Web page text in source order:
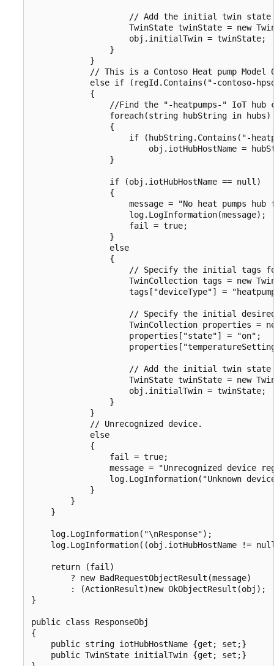
// Add the initial twin
TwinState twinState = new
                    obj.initialTwin = twinState;
                }
            }
// This is a Contoso Heat pump Model
else if (regId.Contains("-contoso-
            {
//Find the "-heatpumps-" IoT hub
                foreach(string hubString in hubs)
                {
if (hubString.Contains("-
obj.iotHubHostName =
                }
                if (obj.iotHubHostName == null)
                {
message = "No heat pumps hub
                    log.LogInformation(message);
                    fail = true;
                }
                else
                {
// Specify the initial tags
TwinCollection tags = new
tags["deviceType"] =
// Specify the initial
TwinCollection properties =
                    properties["state"] = "on";
// Add the initial twin
TwinState twinState = new
                    obj.initialTwin = twinState;
                }
            }
            // Unrecognized device.
            else
            {
                fail = true;
message = "Unrecognized device
log.LogInformation("Unknown
            }
        }
    }
    log.LogInformation("\nResponse");
log.LogInformation((obj.iotHubHostName !=
    return (fail)
        ? new BadRequestObjectResult(message)
        : (ActionResult)new OkObjectResult(obj);
}
public class ResponseObj
{
    public string iotHubHostName {get; set;}
    public TwinState initialTwin {get; set;}